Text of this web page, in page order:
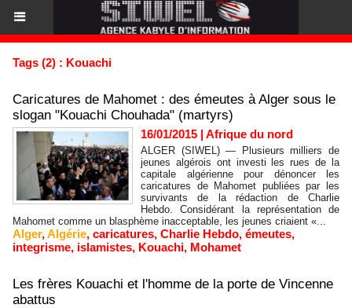
Tags (2) : Kouachi
Caricatures de Mahomet : des émeutes à Alger sous le
slogan "Kouachi Chouhada" (martyrs)
16/01/2015 | Afrique du nord
ALGER (SIWEL) — Plusieurs milliers de
jeunes algérois ont investi les rues de la
capitale algérienne pour dénoncer les
caricatures de Mahomet publiées par les
survivants de la rédaction de Charlie
Hebdo. Considérant la représentation de
Mahomet comme un blasphème inacceptable, les jeunes criaient «...
Alger,Algérie, caricatures, Charlie Hebdo, émeutes,
integrisme, islamistes, Kouachi, Mohamet
Les frères Kouachi et l'homme de la porte de Vincenne
abattus